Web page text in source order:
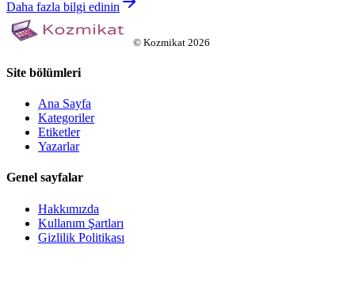
Daha fazla bilgi edinin
© Kozmikat 2026
Site bölümleri
Ana Sayfa
Kategoriler
Etiketler
Yazarlar
Genel sayfalar
Hakkımızda
Kullanım Şartları
Gizlilik Politikası